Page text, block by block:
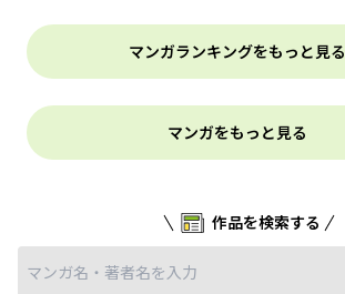
マンガランキングをもっと見る
マンガをもっと見る
作品を検索する